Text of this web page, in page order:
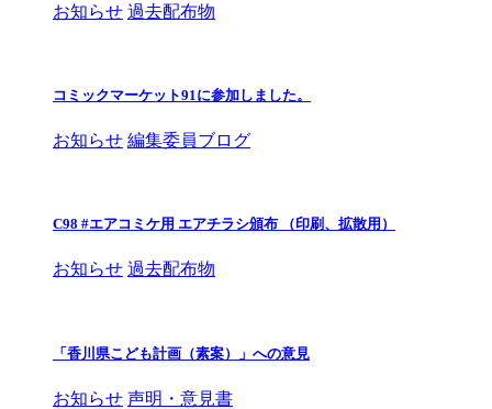
お知らせ 過去配布物
コミックマーケット91に参加しました。
お知らせ 編集委員ブログ
C98 #エアコミケ用 エアチラシ頒布 （印刷、拡散用）
お知らせ 過去配布物
「香川県こども計画（素案）」への意見
お知らせ 声明・意見書